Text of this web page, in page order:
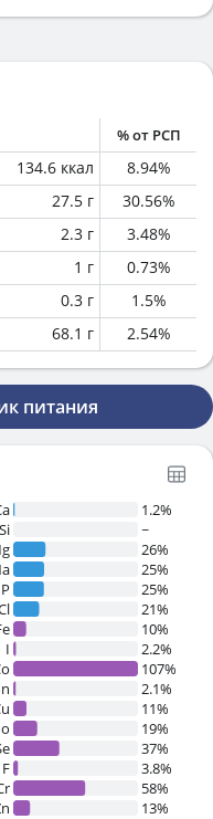
% от РСП
134.6 ккал 8.94%
27.5 г 30.56%
2.3 г 3.48%
1 г 0.73%
0.3 г 1.5%
68.1 г 2.54%
питания
1.2%
Si
~
26%
25%
P
25%
21%
10%
I
2.2%
107%
2.1%
11%
19%
37%
F
3.8%
58%
13%